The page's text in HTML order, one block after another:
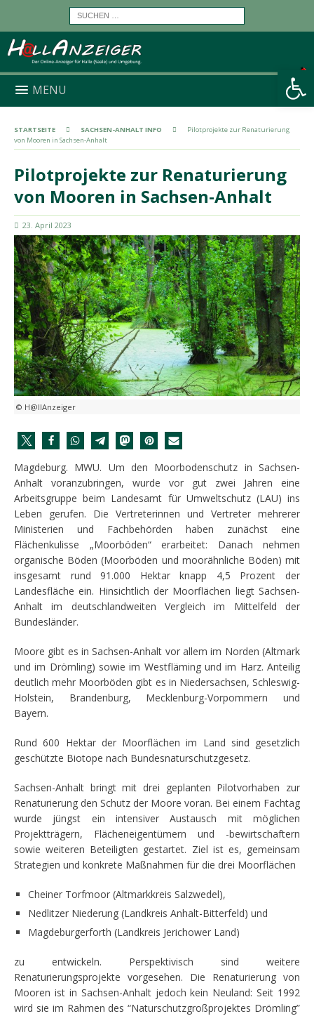
Werkzeugleiste öffnen
MENU
STARTSEITE SACHSEN-ANHALT INFO
Pilotprojekte zur Renaturierung
von Mooren in Sachsen-Anhalt
Pilotprojekte zur Renaturierung
von Mooren in Sachsen-Anhalt
23. April 2023
© H@llAnzeiger
Magdeburg. MWU. Um den Moorbodenschutz in Sachsen-
Anhalt voranzubringen, wurde vor gut zwei Jahren eine
Arbeitsgruppe beim Landesamt für Umweltschutz (LAU) ins
Leben gerufen. Die Vertreterinnen und Vertreter mehrerer
Ministerien und Fachbehörden haben zunächst eine
Flächenkulisse „Moorböden“ erarbeitet: Danach nehmen
organische Böden (Moorböden und moorähnliche Böden) mit
insgesamt rund 91.000 Hektar knapp 4,5 Prozent der
Landesfläche ein. Hinsichtlich der Moorflächen liegt Sachsen-
Anhalt im deutschlandweiten Vergleich im Mittelfeld der
Bundesländer.
Moore gibt es in Sachsen-Anhalt vor allem im Norden (Altmark
und im Drömling) sowie im Westfläming und im Harz. Anteilig
deutlich mehr Moorböden gibt es in Niedersachsen, Schleswig-
Holstein, Brandenburg, Mecklenburg-Vorpommern und
Bayern.
Rund 600 Hektar der Moorflächen im Land sind gesetzlich
geschützte Biotope nach Bundesnaturschutzgesetz.
Sachsen-Anhalt bringt mit drei geplanten Pilotvorhaben zur
Renaturierung den Schutz der Moore voran. Bei einem Fachtag
wurde jüngst ein intensiver Austausch mit möglichen
Projektträgern, Flächeneigentümern und -bewirtschaftern
sowie weiteren Beteiligten gestartet. Ziel ist es, gemeinsam
Strategien und konkrete Maßnahmen für die drei Moorflächen
Cheiner Torfmoor (Altmarkkreis Salzwedel),
Nedlitzer Niederung (Landkreis Anhalt-Bitterfeld) und
Magdeburgerforth (Landkreis Jerichower Land)
zu entwickeln. Perspektivisch sind weitere
Renaturierungsprojekte vorgesehen. Die Renaturierung von
Mooren ist in Sachsen-Anhalt jedoch kein Neuland: Seit 1992
wird sie im Rahmen des “Naturschutzgroßprojektes Drömling”